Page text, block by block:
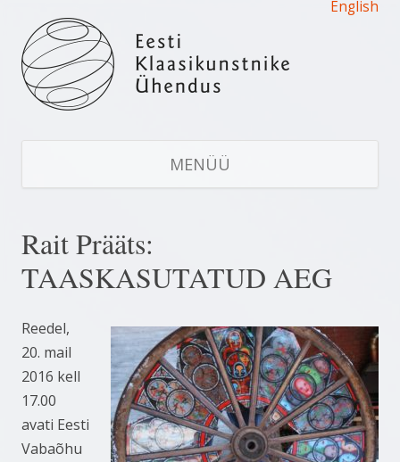
English
Eesti Klaasikunstnike Ühendus
Estonian Glass Artists' Union
MENÜÜ
Rait Prääts:
TAASKASUTATUD AEG
Reedel,
20. mail
2016 kell
17.00
avati Eesti
Vabaõhu